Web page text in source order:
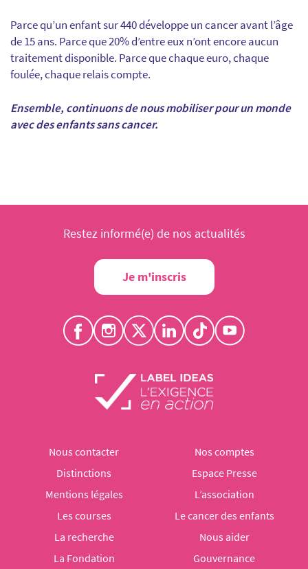
Parce qu’un enfant sur 440 développe un cancer avant l’âge
de 15 ans. Parce que 20% d’entre eux n’ont encore aucun
traitement disponible. Parce que chaque euro, chaque
foulée, chaque relais compte.
Ensemble, continuons de nous mobiliser pour un monde
avec des enfants sans cancer.
Restez informé(e) de nos actualités
Je m'inscris
Nous contacter
Nos comptes
Distinctions
Espace Presse
Mentions légales
L’association
Les courses
Le cancer des enfants
La recherche
Nous aider
La Fondation
Gouvernance